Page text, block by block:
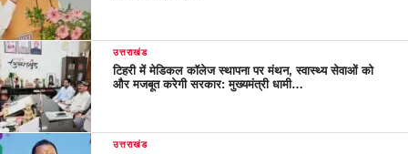
उत्तराखंड
टिहरी में मेडिकल कॉलेज स्थापना पर मंथन, स्वास्थ्य सेवाओं को
और मजबूत करेगी सरकार: मुख्यमंत्री धामी…
उत्तराखंड